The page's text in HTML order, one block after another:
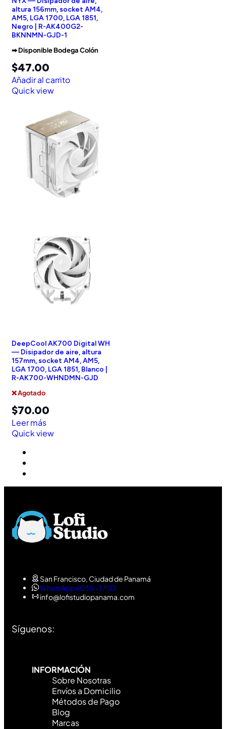
altura 156mm, socket AM4,
AM5, LGA 1700, LGA 1851,
Negro | R-AK400G2-
BKNNMN-GJD-1
➡︎ Disponible Bodega Colón
$47.00
Añadir al carrito
Quick view
DeepCool AK700 Digital WH
— Disipador de aire, altura
157mm, socket AM4, AM5,
LGA 1700, LGA 1851, Blanco |
R-AK700-WHNDMN-GJD
❌ Agotado
$70.00
Leer más
Quick view
San Francisco, Ciudad de Panamá
WhatsApp 6035-3703
info@lofistudiopanama.com
Síguenos:
INFORMACIÓN
Sobre Nosotras
Envíos a Domicilio
Métodos de Pago
Blog
Marcas